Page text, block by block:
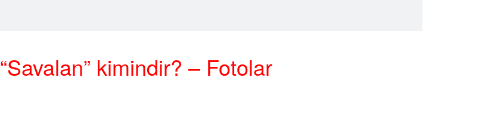
“Savalan” kimindir? – Fotolar